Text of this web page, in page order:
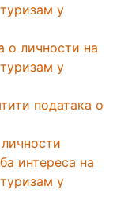
у
о личности на
у
података о
интереса на
у